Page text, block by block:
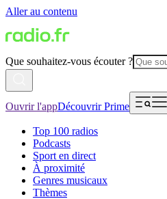
Aller au contenu
Que souhaitez-vous écouter ?
Ouvrir l'appDécouvrir Prime
Top 100 radios
Podcasts
Sport en direct
À proximité
Genres musicaux
Thèmes